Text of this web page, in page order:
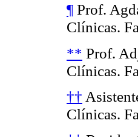
¶ Prof.
Clínicas.
** Prof.
Clínicas.
††
Clínicas.